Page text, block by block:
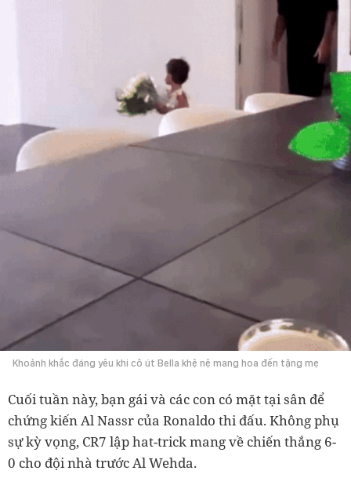
Khoảnh khắc đáng yêu khi cô út Bella khệ nệ mang hoa đến tặng mẹ
Cuối tuần này, bạn gái và các con có mặt tại sân để
chứng kiến Al Nassr của Ronaldo thi đấu. Không phụ
sự kỳ vọng, CR7 lập hat-trick mang về chiến thắng 6-
0 cho đội nhà trước Al Wehda.